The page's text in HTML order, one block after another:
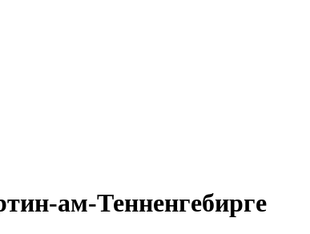
ам-Тенненгебирге